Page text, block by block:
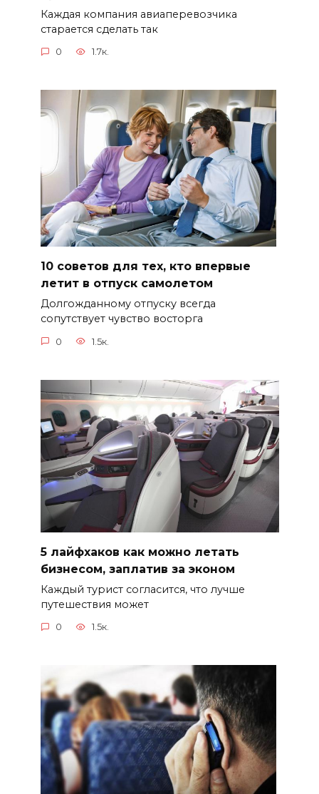
Каждая компания авиаперевозчика
старается сделать так
0 1.7к.
10 советов для тех, кто впервые
летит в отпуск самолетом
Долгожданному отпуску всегда
сопутствует чувство восторга
0 1.5к.
5 лайфхаков как можно летать
бизнесом, заплатив за эконом
Каждый турист согласится, что лучше
путешествия может
0 1.5к.